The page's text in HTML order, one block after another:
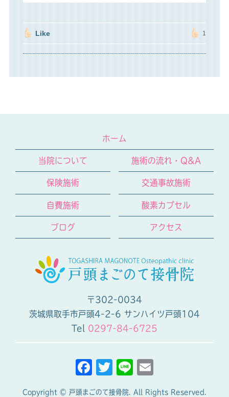
Like 1
ホーム
当院について 施術の流れ・Q&A
保険施術 交通事故施術
自費施術 酸素カプセル
ブログ アクセス
〒302-0034
茨城県取手市戸頭4-2-6 サンハイツ戸頭104
Tel 0297-84-6725
F
T
Li
Copyright © 戸頭まごのて接骨院. All Rights Reserved.